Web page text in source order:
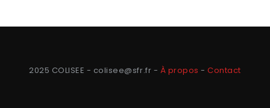
2025 COLISEE - colisee@sfr.fr - À propos -Contact